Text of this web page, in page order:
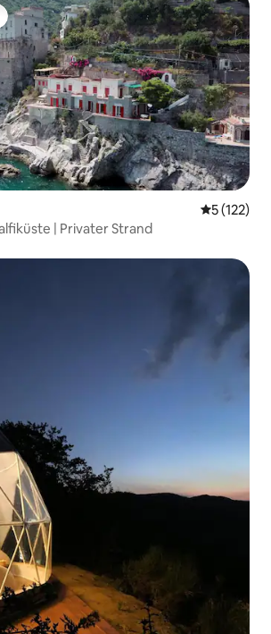
5 (122)
| Privater Strand